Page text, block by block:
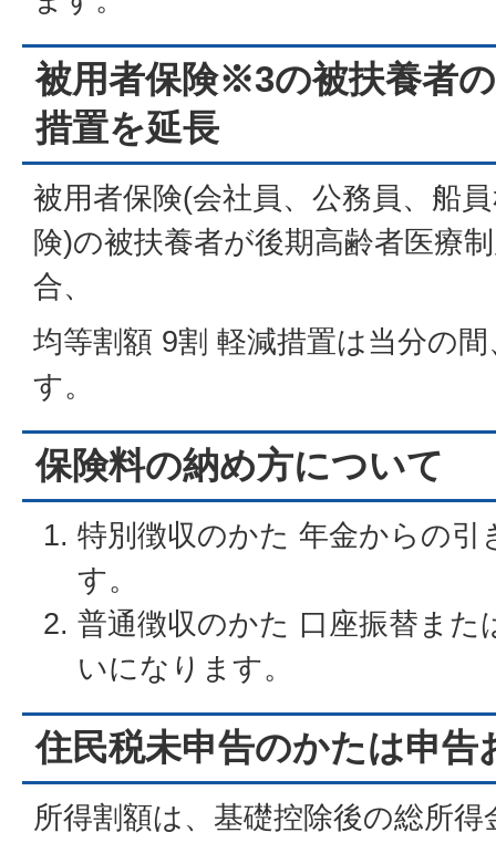
被用者保険※3の被扶養者
措置を延長
被用者保険(会社員、公務員、船
険)の被扶養者が後期高齢者医療
合、
均等割額 9割 軽減措置は当分の
す。
保険料の納め方について
特別徴収のかた 年金からの引
す。
普通徴収のかた 口座振替また
いになります。
住民税未申告のかたは申告
所得割額は、基礎控除後の総所